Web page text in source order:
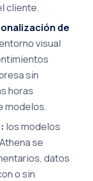
cliente.
de
visual
sin
horas
modelos.
los modelos
se
datos
o sin